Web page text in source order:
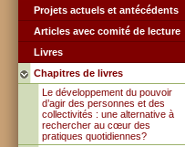
Projets actuels et antécédents
Articles avec comité de lecture
Livres
Chapitres de livres
Le développement du pouvoir
d’agir des personnes et des
collectivités : une alternative à
rechercher au cœur des
pratiques quotidiennes?